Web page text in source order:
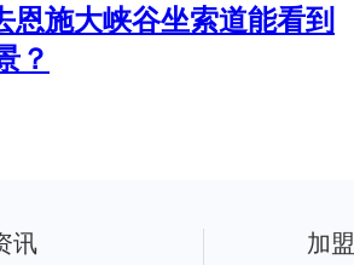
恩施大峡谷坐索道能看到
？
讯 加